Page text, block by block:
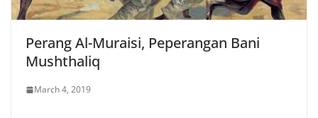
Perang Al-Muraisi, Peperangan Bani
Mushthaliq
March 4, 2019